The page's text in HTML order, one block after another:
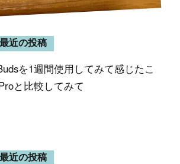
最近の投稿
を1週間使用してみて感じたこ
と比較してみて
最近の投稿